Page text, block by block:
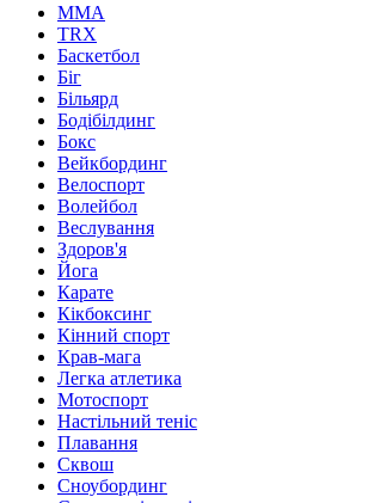
MMA
TRX
Баскетбол
Біг
Більярд
Бодібілдинг
Бокс
Вейкбординг
Велоспорт
Волейбол
Веслування
Здоров'я
Йога
Карате
Кікбоксинг
Кінний спорт
Крав-мага
Легка атлетика
Мотоспорт
Настільний теніс
Плавання
Сквош
Сноубординг